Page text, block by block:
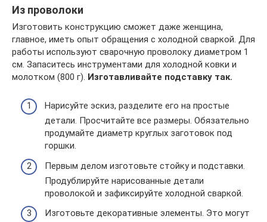
Из проволоки
Изготовить конструкцию сможет даже женщина,
главное, иметь опыт обращения с холодной сваркой. Для
работы используют сварочную проволоку диаметром 1
см. Запаситесь инструментами для холодной ковки и
молотком (800 г). Изготавливайте подставку так.
Нарисуйте эскиз, разделите его на простые
детали. Просчитайте все размеры. Обязательно
продумайте диаметр круглых заготовок под
горшки.
Первым делом изготовьте стойку и подставки.
Продублируйте нарисованные детали
проволокой и зафиксируйте холодной сваркой.
Изготовьте декоративные элементы. Это могут